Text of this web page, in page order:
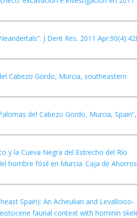
J Dent Res. 2011
Cabezo Gordo, Murcia, southeastern
del Cabezo Gordo, Murcia, Spain”,
y la Cueva Negra del Estrecho del Río
hombre fósil en Murcia. Caja de Ahorros
Spain): An Acheulian and Levalloiso-
faunal context with hominin